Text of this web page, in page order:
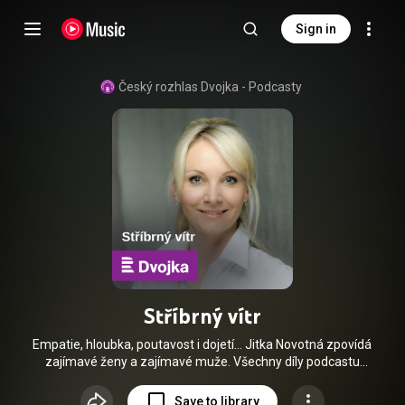
Sign in
Český rozhlas Dvojka - Podcasty
Stříbrný vítr
Empatie, hloubka, poutavost i dojetí… Jitka Novotná zpovídá
zajímavé ženy a zajímavé muže. Všechny díly podcastu
mujRozhlas pro Android (
Save to library